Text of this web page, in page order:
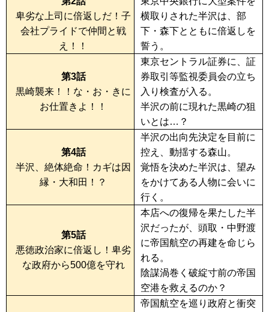
卑劣な上司に倍返しだ！子
会社プライドで仲間と戦
え！！
横取りされた半沢は、部
下・森下とともに倍返しを
誓う。
第3話
黒崎襲来！！な・お・きに
お仕置きよ！！
東京セントラル証券に、証
券取引等監視委員会の立ち
入り検査が入る。
半沢の前に現れた黒崎の狙
いとは…？
第4話
半沢、絶体絶命！カギは因
縁・大和田！？
半沢の出向先決定を目前に
控え、動揺する森山。
覚悟を決めた半沢は、望み
をかけてある人物に会いに
行く。
第5話
悪徳政治家に倍返し！卑劣
な政府から500億を守れ
本店への復帰を果たした半
沢だったが、頭取・中野渡
に帝国航空の再建を命じら
れる。
陰謀渦巻く破綻寸前の帝国
空港を救えるのか？
帝国航空を巡り政府と衝突